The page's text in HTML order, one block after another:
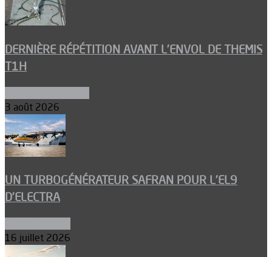
DERNIÈRE RÉPÉTITION AVANT L’ENVOL DE THEMIS
T1H
3 août 2026
UN TURBOGÉNÉRATEUR SAFRAN POUR L’EL9
D’ELECTRA
16 juillet 2026